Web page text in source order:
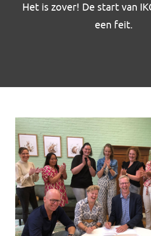
Het is zover! De start van
een feit.